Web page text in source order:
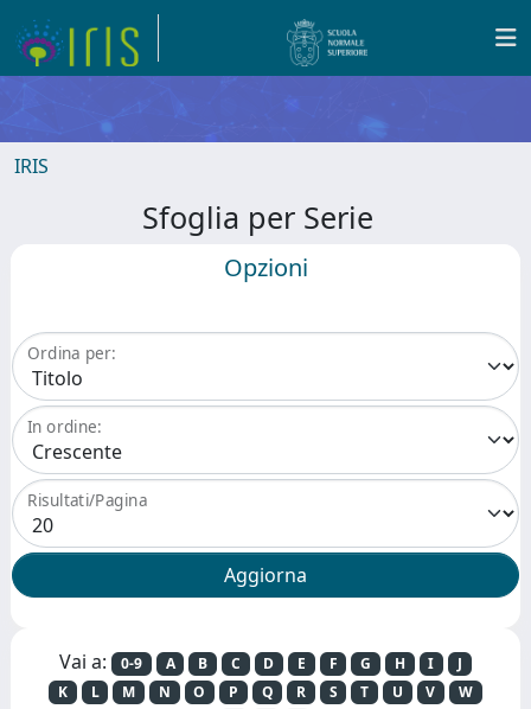
IRIS
Sfoglia per Serie
Opzioni
Ordina per:
In ordine:
Risultati/Pagina
Vai a: 0-9 A B C D E F G H I
J
K
L M N O P Q R S T U V
W